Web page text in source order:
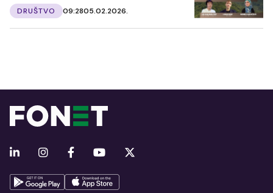
DRUŠTVO 09:2805.02.2026.